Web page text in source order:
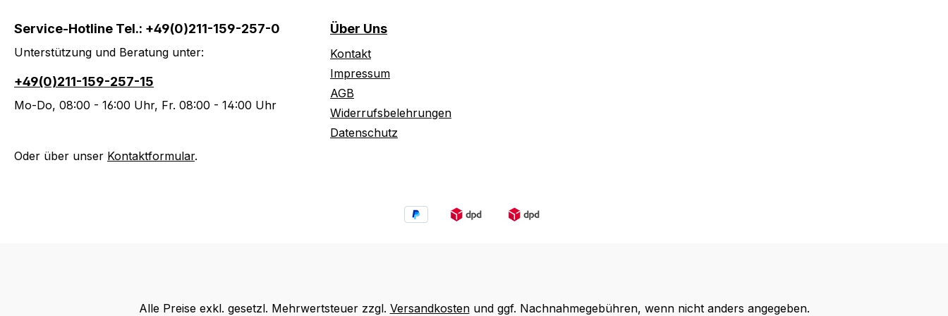
Service-Hotline Tel.: +49(0)211-159-257-0
Unterstützung und Beratung unter:
+49(0)211-159-257-15
Mo-Do, 08:00 - 16:00 Uhr, Fr. 08:00 - 14:00 Uhr
Oder über unser Kontaktformular.
Über Uns
Kontakt
Impressum
AGB
Widerrufsbelehrungen
Datenschutz
Alle Preise exkl. gesetzl. Mehrwertsteuer zzgl. Versandkostenund ggf. Nachnahmegebühren, wenn nicht anders angegeben.